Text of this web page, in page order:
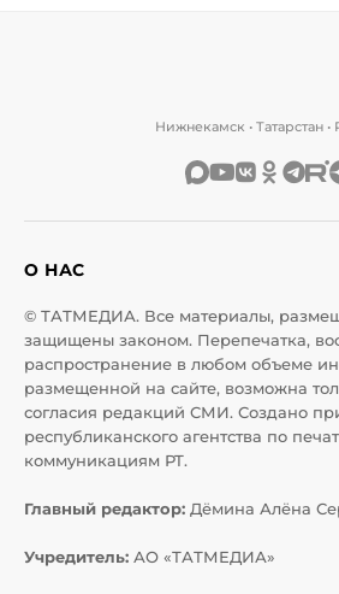
Нижнекамск • Татарстан •
О НАС
© ТАТМЕДИА. Все материалы,
защищены законом. Перепечатка,
распространение в любом объеме
размещенной на сайте, возможна
согласия редакций СМИ. Создано
республиканского агентства по
коммуникациям РТ.
Главный редактор: Дёмина Алёна
Учредитель: АО «ТАТМЕДИА»